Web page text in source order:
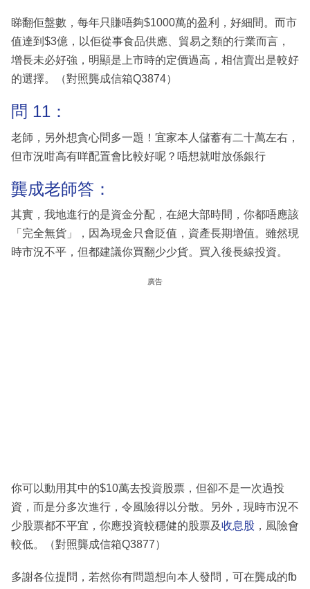
睇翻佢盤數，每年只賺唔夠$1000萬的盈利，好細間。而市
值達到$3億，以佢從事食品供應、貿易之類的行業而言，
增長未必好強，明顯是上市時的定價過高，相信賣出是較好
的選擇。（對照龔成信箱Q3874）
問 11：
老師，另外想貪心問多一題！宜家本人儲蓄有二十萬左右，
但市況咁高有咩配置會比較好呢？唔想就咁放係銀行
龔成老師答：
其實，我地進行的是資金分配，在絕大部時間，你都唔應該
「完全無貨」，因為現金只會貶值，資產長期增值。雖然現
時市況不平，但都建議你買翻少少貨。買入後長線投資。
廣告
你可以動用其中的$10萬去投資股票，但卻不是一次過投
資，而是分多次進行，令風險得以分散。另外，現時市況不
少股票都不平宜，你應投資較穩健的股票及收息股 ，風險會
較低。（對照龔成信箱Q3877）
多謝各位提問，若然你有問題想向本人發問，可在龔成的fb